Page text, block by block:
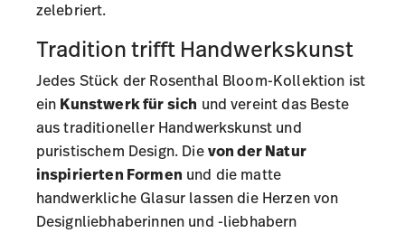
zelebriert.
Tradition trifft Handwerkskunst
Jedes Stück der Rosenthal Bloom-Kollektion ist
ein Kunstwerk für sich und vereint das Beste
aus traditioneller Handwerkskunst und
puristischem Design. Dievon der Natur
inspirierten Formen und die matte
handwerkliche Glasur lassen die Herzen von
Designliebhaberinnen und -liebhabern